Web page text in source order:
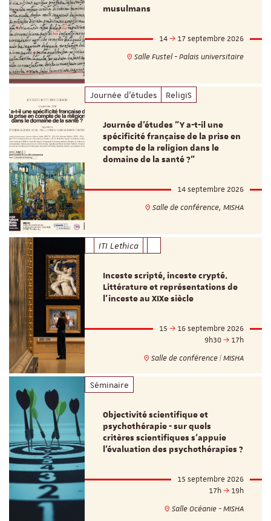
musulmans
14
17 septembre 2026
Salle Fustel - Palais universitaire
Journée d'études ReligiS
Journée d’études "Y a-t-il une
spécificité française de la prise en
compte de la religion dans le
domaine de la santé ?"
14 septembre 2026
Salle de conférence, MISHA
ITI Lethica
Inceste scripté, inceste crypté.
Littérature et représentations de
l’inceste au XIXe siècle
15
16 septembre 2026
9h30
17h
Salle de conférence | MISHA
Séminaire
Objectivité scientifique et
psychothérapie - sur quels
critères scientifiques s'appuie
l'évaluation des psychothérapies ?
15 septembre 2026
17h
19h
Salle Océanie - MISHA